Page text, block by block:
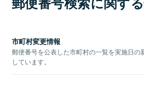
市町村変更情報
郵便番号を公表した市町村の一覧を実施日の
しています。